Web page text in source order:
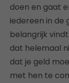
doen en gaat
iedereen in de
belangrijk
dat helemaal
dat je geld
met hen te